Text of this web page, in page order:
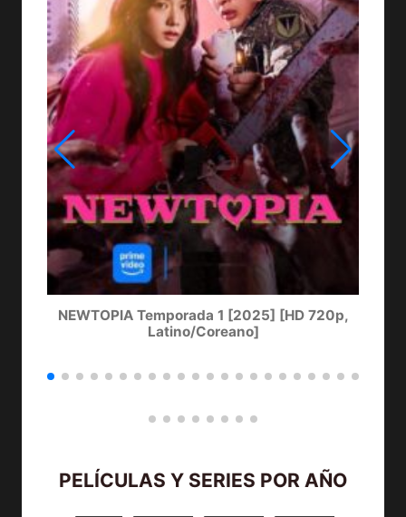
NEWTOPIA Temporada 1 [2025] [HD 720p,
Latino/Coreano]
PELÍCULAS Y SERIES POR AÑO